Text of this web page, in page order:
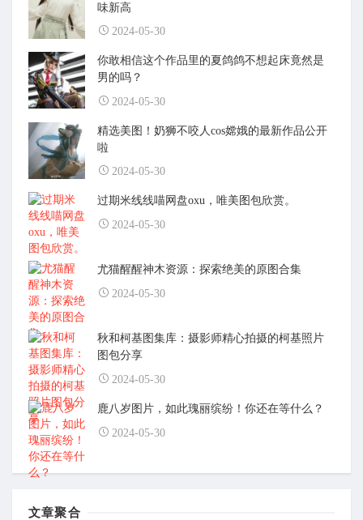
味新高
2024-05-30
你敢相信这个作品里的夏鸽鸽不想起床竟然是
男的吗？
2024-05-30
精选美图！奶狮不咬人cos嫦娥的最新作品公开
啦
2024-05-30
过期米线线喵网盘oxu，唯美图包欣赏。
2024-05-30
尤猫醒醒神木资源：探索绝美的原图合集
2024-05-30
秋和柯基图集库：摄影师精心拍摄的柯基照片
图包分享
2024-05-30
鹿八岁图片，如此瑰丽缤纷！你还在等什么？
2024-05-30
文章聚合